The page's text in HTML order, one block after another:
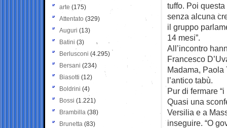
tuffo. Poi
senza alcuna
il gruppo
14 mesi”.
All’incontro
Francesco
Madama, Paola
l’antico tabù.
Pur di fermare
Quasi una
Versilia e a
inseguire. “O
arte (175)
Attentato (329)
Auguri (13)
Batini (3)
Berlusconi (4.295)
Bersani (234)
Biasotti (12)
Boldrini (4)
Bossi (1.221)
Brambilla (38)
Brunetta (83)